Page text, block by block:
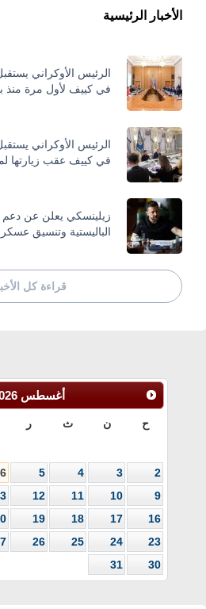
الأخبار الرئيسية
الرئيس الأوكراني
في كييف لأول مرة منذ
الرئيس الأوكراني
في كييف عقب زيارتها
زيلينسكي يعلن عن دعم
الباليستية وتنسيق
قراءة كل
أغسطس
ح ن ث ر
2
3
4
5
6
9
10
11
12
16
17
18
19
23
24
25
26
30
31